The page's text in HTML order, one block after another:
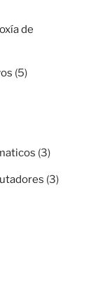
de
(5)
(3)
(3)